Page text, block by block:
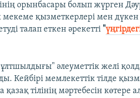
орынбасары болып жүрген
мекеме қызметкерлері мен
талап еткен әрекетті "
ұлтшылдығы" әлеуметтік желі
Кейбірі мемлекеттік тілде
тілінің мәртебесін көтере